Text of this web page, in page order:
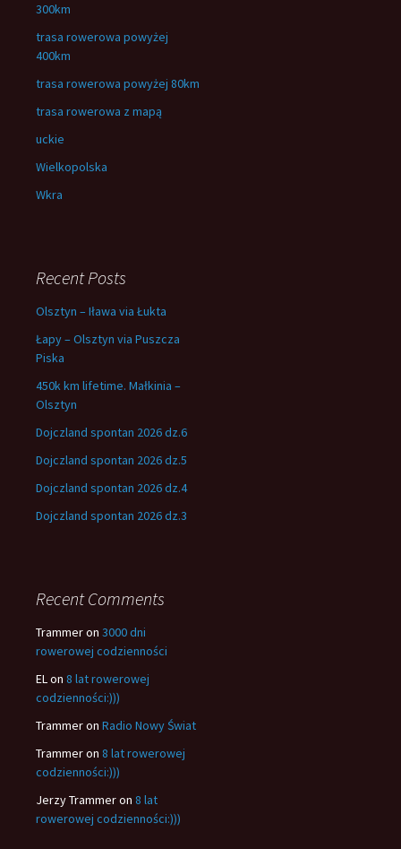
300km
trasa rowerowa powyżej
400km
trasa rowerowa powyżej 80km
trasa rowerowa z mapą
uckie
Wielkopolska
Wkra
Recent Posts
Olsztyn – Iława via Łukta
Łapy – Olsztyn via Puszcza
Piska
450k km lifetime. Małkinia –
Olsztyn
Dojczland spontan 2026 dz.6
Dojczland spontan 2026 dz.5
Dojczland spontan 2026 dz.4
Dojczland spontan 2026 dz.3
Recent Comments
Trammeron 3000 dni
rowerowej codzienności
ELon 8 lat rowerowej
codzienności:)))
Trammeron Radio Nowy Świat
Trammeron 8 lat rowerowej
codzienności:)))
Jerzy Trammeron 8 lat
rowerowej codzienności:)))